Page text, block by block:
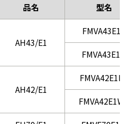
品名 型名
AH43/E1
FMVA43E1R
FMVA43E1B
AH42/E1
FMVA42E1B1